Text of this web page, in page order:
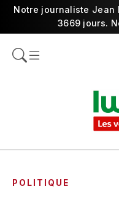
Notre journaliste Jean
3669 jours.
POLITIQUE